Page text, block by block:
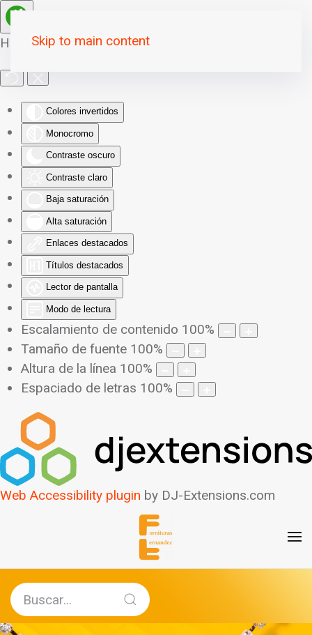
Herramientas de Accesibilidad
Colores invertidos
Monocromo
Contraste oscuro
Contraste claro
Baja saturación
Alta saturación
Enlaces destacados
Títulos destacados
Lector de pantalla
Modo de lectura
Escalamiento de contenido 100%
Tamaño de fuente 100%
Altura de la línea 100%
Espaciado de letras 100%
Web Accessibility plugin by DJ-Extensions.com
Skip to main content